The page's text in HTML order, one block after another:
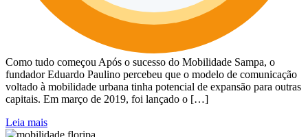
Como tudo começou Após o sucesso do Mobilidade Sampa, o
fundador Eduardo Paulino percebeu que o modelo de comunicação
voltado à mobilidade urbana tinha potencial de expansão para outras
capitais. Em março de 2019, foi lançado o […]
Leia mais